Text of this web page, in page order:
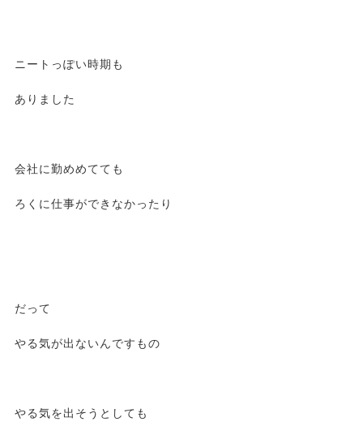
ニートっぽい時期も
ありました
会社に勤めめてても
ろくに仕事ができなかったり
だって
やる気が出ないんですもの
やる気を出そうとしても